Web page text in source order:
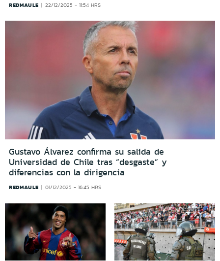
REDMAULE 22/12/2025 - 11:54 HRS
Gustavo Álvarez confirma su salida de
Universidad de Chile tras “desgaste” y
diferencias con la dirigencia
REDMAULE 01/12/2025 - 16:45 HRS